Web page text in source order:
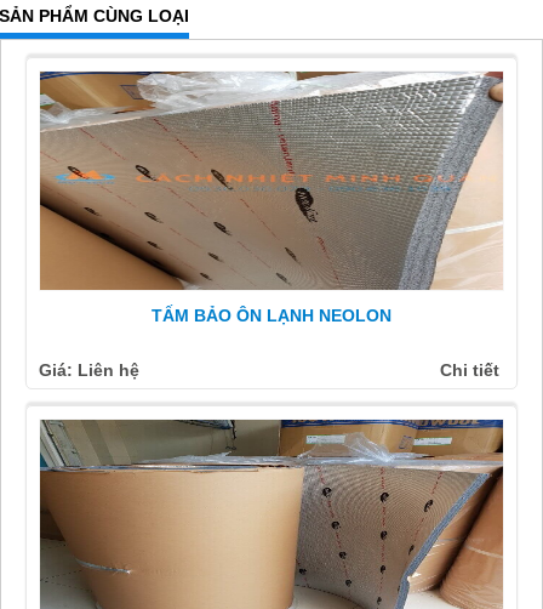
SẢN PHẨM CÙNG LOẠI
TẤM BẢO ÔN LẠNH NEOLON
Giá: Liên hệ Chi tiết